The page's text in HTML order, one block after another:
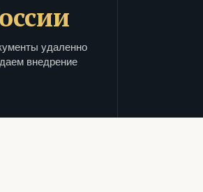
удаленно
внедрение